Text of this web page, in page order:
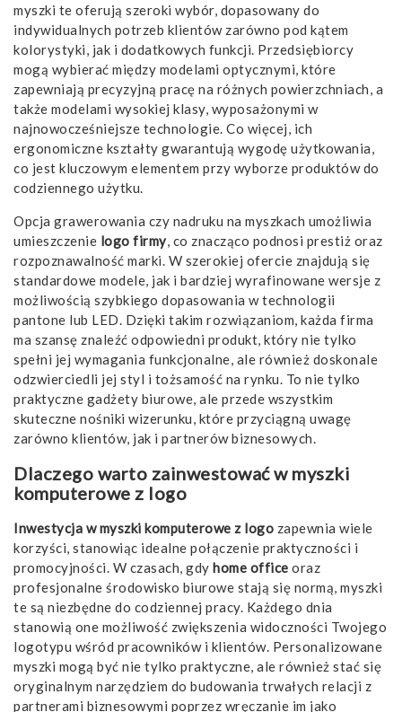
myszki te oferują szeroki wybór, dopasowany do
indywidualnych potrzeb klientów zarówno pod kątem
kolorystyki, jak i dodatkowych funkcji. Przedsiębiorcy
mogą wybierać między modelami optycznymi, które
zapewniają precyzyjną pracę na różnych powierzchniach, a
także modelami wysokiej klasy, wyposażonymi w
najnowocześniejsze technologie. Co więcej, ich
ergonomiczne kształty gwarantują wygodę użytkowania,
co jest kluczowym elementem przy wyborze produktów do
codziennego użytku.
Opcja grawerowania czy nadruku na myszkach umożliwia
umieszczenie logo firmy, co znacząco podnosi prestiż oraz
rozpoznawalność marki. W szerokiej ofercie znajdują się
standardowe modele, jak i bardziej wyrafinowane wersje z
możliwością szybkiego dopasowania w technologii
pantone lub LED. Dzięki takim rozwiązaniom, każda firma
ma szansę znaleźć odpowiedni produkt, który nie tylko
spełni jej wymagania funkcjonalne, ale również doskonale
odzwierciedli jej styl i tożsamość na rynku. To nie tylko
praktyczne gadżety biurowe, ale przede wszystkim
skuteczne nośniki wizerunku, które przyciągną uwagę
zarówno klientów, jak i partnerów biznesowych.
Dlaczego warto zainwestować w myszki
komputerowe z logo
Inwestycja w myszki komputerowe z logo zapewnia wiele
korzyści, stanowiąc idealne połączenie praktyczności i
promocyjności. W czasach, gdy home office oraz
profesjonalne środowisko biurowe stają się normą, myszki
te są niezbędne do codziennej pracy. Każdego dnia
stanowią one możliwość zwiększenia widoczności Twojego
logotypu wśród pracowników i klientów. Personalizowane
myszki mogą być nie tylko praktyczne, ale również stać się
oryginalnym narzędziem do budowania trwałych relacji z
partnerami biznesowymi poprzez wręczanie im jako